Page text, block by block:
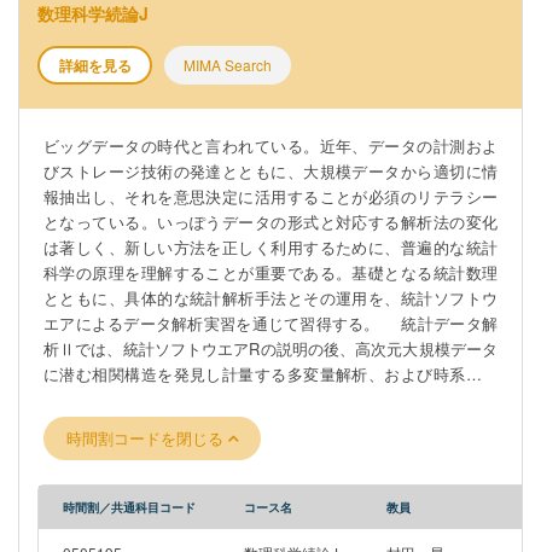
order to properly use new methods. Students learn basic
statistical mathematics as well as specific statistical analysis
methods and their application through practical training in data
experiments using statistical software, understand the meaning
of statistical inference methods, and practice data analysis
methods. After learning how to use the statistical software R,
students will experience randomness and limit theorems through
simulations. Students will learn about probability distributions,
which they will need later, and learn basic descriptive statistics
and sample distributions. Students will practice basic estimation
and testing methods in inferential statistics, as well as analysis
of variance and regression analysis, through data processing.
数理科学続論J
詳細を見る MIMA Search
ビッグデータの時代と言われている。近年、データの計測およ
びストレージ技術の発達とともに、大規模データから適切に情
報抽出し、それを意思決定に活用することが必須のリテラシー
となっている。いっぽうデータの形式と対応する解析法の変化
は著しく、新しい方法を正しく利用するために、普遍的な統計
科学の原理を理解することが重要である。基礎となる統計数理
とともに、具体的な統計解析手法とその運用を、統計ソフトウ
エアによるデータ解析実習を通じて習得する。 統計データ解
析Ⅱでは、統計ソフトウエアRの説明の後、高次元大規模データ
に潜む相関構造を発見し計量する多変量解析、および時系列デ
リングを実習することに加え、微分積分学、線型代数学等の前
期課程数学と連携し、数理科学的側面を意識しながら、実験を
are in the era of Big Data. With the recent development of data
measurement and storage technologies, it has become essential
時間割コードを閉じる
時間割／共通科目コード コース名 教員